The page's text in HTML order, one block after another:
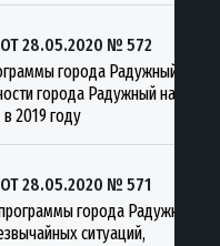
28.05.2020 № 572
города Радужный
города Радужный на
2019 году
28.05.2020 № 571
города Радужный
ситуаций,